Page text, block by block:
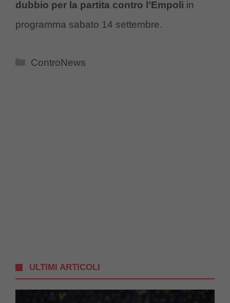
dubbio per la partita contro l’Empoli in
programma sabato 14 settembre.
Categorie
ControNews
ULTIMI ARTICOLI